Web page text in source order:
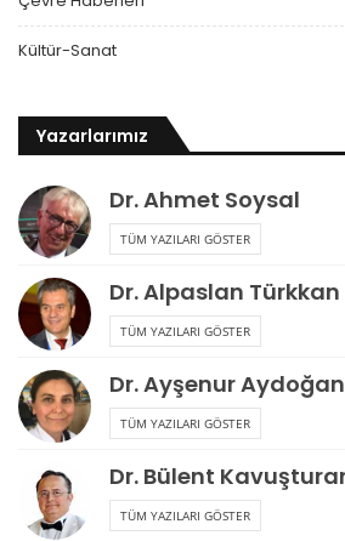
Kültür-Sanat
Yazarlarımız
Dr. Ahmet Soysal
TÜM YAZILARI GÖSTER
Dr. Alpaslan Türkkan
TÜM YAZILARI GÖSTER
Dr. Ayşenur
TÜM YAZILARI GÖSTER
Dr. Bülent
TÜM YAZILARI GÖSTER